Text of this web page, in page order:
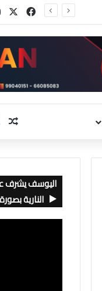
اليوسف يشرف
النارية